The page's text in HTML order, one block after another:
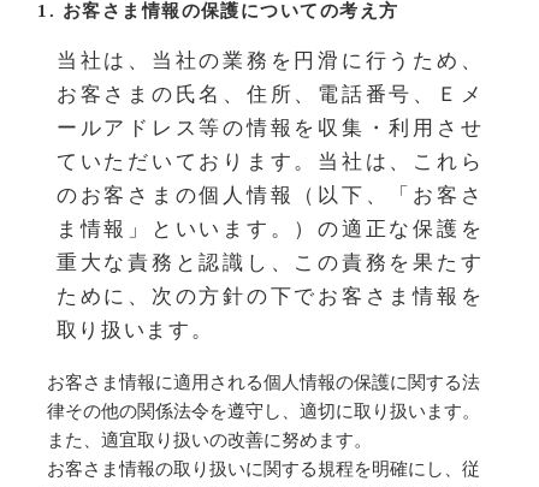
1. お客さま情報の保護についての考え方
当社は、当社の業務を円滑に行うため、
お客さまの氏名、住所、電話番号、Ｅメ
ールアドレス等の情報を収集・利用させ
ていただいております。当社は、これら
のお客さまの個人情報（以下、「お客さ
ま情報」といいます。）の適正な保護を
重大な責務と認識し、この責務を果たす
ために、次の方針の下でお客さま情報を
取り扱います。
お客さま情報に適用される個人情報の保護に関する法
律その他の関係法令を遵守し、適切に取り扱います。
また、適宜取り扱いの改善に努めます。
お客さま情報の取り扱いに関する規程を明確にし、従